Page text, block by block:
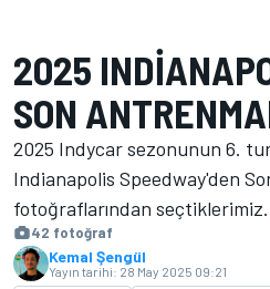
2025
SON
2025 Indycar sezonunun 6.
Indianapolis Speedway'den
fotoğraflarından seçtiklerimiz.
42 fotoğraf
Kemal Şengül
Yayın tarihi: 28 May 2025 09:21